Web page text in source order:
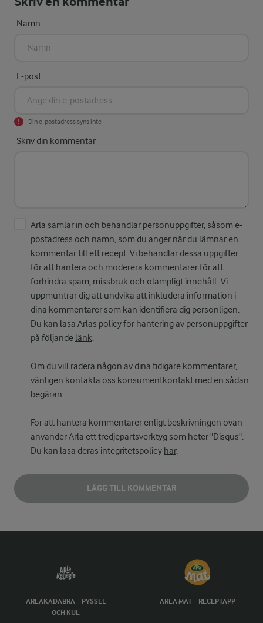
Namn
E-post
Din e-postadress syns inte
Skriv din kommentar
Arla samlar in och behandlar personuppgifter, såsom e-
postadress och namn, som du anger när du lämnar en
kommentar till ett recept. Vi behandlar dessa uppgifter
för att hantera och moderera kommentarer för att
förhindra spam, missbruk och olämpligt innehåll. Vi
uppmuntrar dig att undvika att inkludera information i
dina kommentarer som kan identifiera dig personligen.
Du kan läsa Arlas policy för hantering av personuppgifter
på följande länk.
Om du vill radera någon av dina tidigare kommentarer,
vänligen kontakta oss konsumentkontakt med en sådan
begäran.
För att hantera kommentarer enligt beskrivningen ovan
använder Arla ett tredjepartsverktyg som heter "Disqus".
Du kan läsa deras integritetspolicy här.
LÄGG TILL KOMMENTAR
ARLAKADABRA – PYSSEL
OCH KUL
ARLA MAT – RECEPTAPP